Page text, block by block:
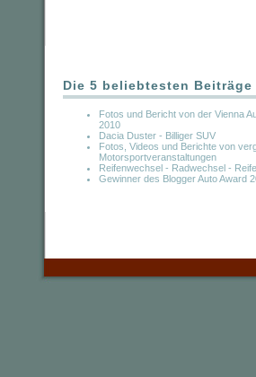
Die 5 beliebtesten Beiträge
Fotos und Bericht von der Vienna
2010
Dacia Duster - Billiger SUV
Fotos, Videos und Berichte von
Motorsportveranstaltungen
Reifenwechsel - Radwechsel -
Gewinner des Blogger Auto Award